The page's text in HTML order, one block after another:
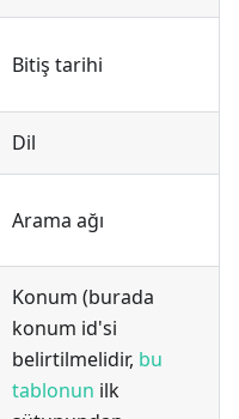
Bitiş tarihi
Dil
Arama ağı
Konum (burada
konum id'si
belirtilmelidir, bu
tablonun ilk